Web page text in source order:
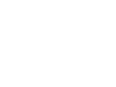
une API flexible et un
indispensable pour